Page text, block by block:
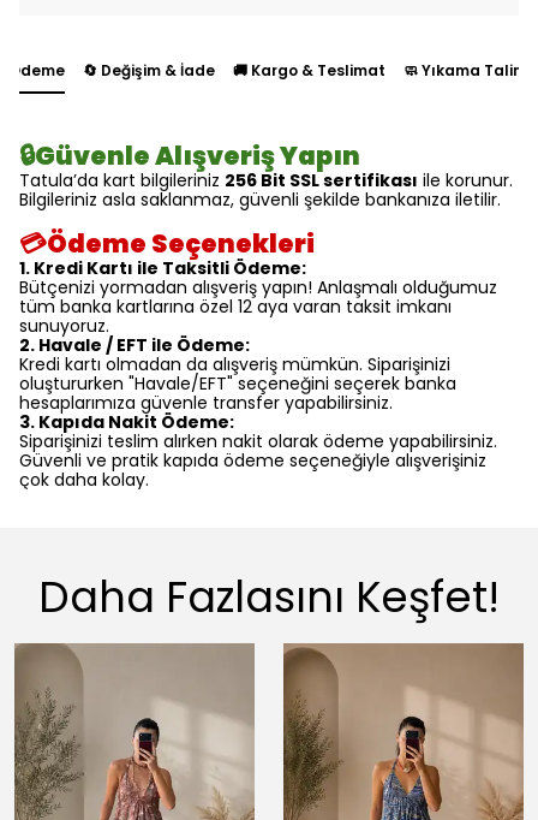
Ödeme 🔄 Değişim & İade 🚚 Kargo & Teslimat 🧼 Yıkama
🔒Güvenle Alışveriş Yapın
Tatula’da kart bilgileriniz 256 Bit SSL sertifikası ile korunur.
Bilgileriniz asla saklanmaz, güvenli şekilde bankanıza iletilir.
💳Ödeme Seçenekleri
1. Kredi Kartı ile Taksitli Ödeme:
Bütçenizi yormadan alışveriş yapın! Anlaşmalı olduğumuz
tüm banka kartlarına özel 12 aya varan taksit imkanı
sunuyoruz.
2. Havale / EFT ile Ödeme:
Kredi kartı olmadan da alışveriş mümkün. Siparişinizi
oluştururken "Havale/EFT" seçeneğini seçerek banka
hesaplarımıza güvenle transfer yapabilirsiniz.
3. Kapıda Nakit Ödeme:
Siparişinizi teslim alırken nakit olarak ödeme yapabilirsiniz.
Güvenli ve pratik kapıda ödeme seçeneğiyle alışverişiniz
çok daha kolay.
Daha Fazlasını Keşfet!